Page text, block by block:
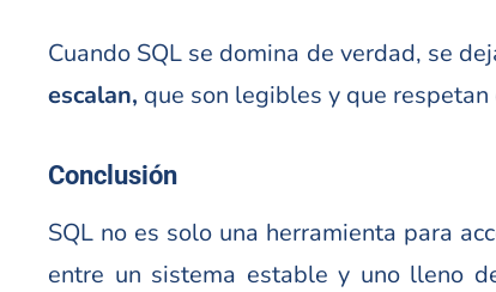
Cuando SQL se domina de verdad, se
escalan, que son legibles y que
Conclusión
SQL no es solo una herramienta para
entre un sistema estable y uno lleno